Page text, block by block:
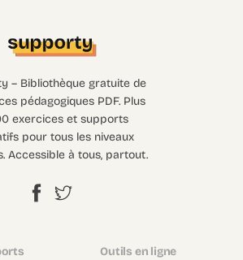
– Bibliothèque gratuite de
pédagogiques PDF. Plus
exercices et supports
pour tous les niveaux
Accessible à tous, partout.
Outils en ligne